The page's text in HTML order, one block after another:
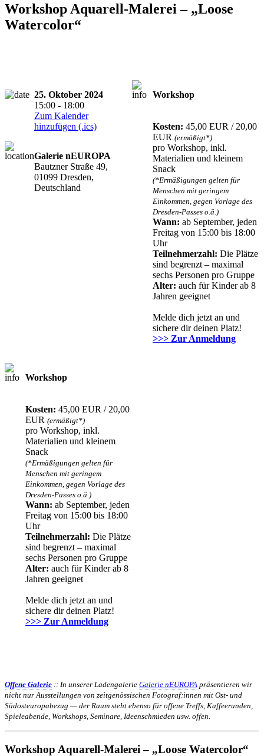
Workshop Aquarell-Malerei – „Loose
Watercolor“
25. Oktober 2024
15:00 - 18:00
Zum Kalender
hinzufügen (.ics)
Galerie nEUROPA
Bautzner Straße 49,
01099 Dresden,
Deutschland
Workshop
Kosten: 45,00 EUR / 20,00
EUR (ermäßigt*)
pro Workshop, inkl.
Materialien und kleinem
Snack
(*Ermäßigungen gelten für
Menschen mit geringem
Einkommen, gegen Vorlage des
Dresden-Passes o.ä.)
Wann: ab September, jeden
Freitag von 15:00 bis 18:00
Uhr
Teilnehmerzahl: Die Plätze
sind begrenzt – maximal
sechs Personen pro Gruppe
Alter: auch für Kinder ab 8
Jahren geeignet
Melde dich jetzt an und
sichere dir deinen Platz!
>>> Zur Anmeldung
Workshop
Kosten: 45,00 EUR / 20,00
EUR (ermäßigt*)
pro Workshop, inkl.
Materialien und kleinem
Snack
(*Ermäßigungen gelten für
Menschen mit geringem
Einkommen, gegen Vorlage des
Dresden-Passes o.ä.)
Wann: ab September, jeden
Freitag von 15:00 bis 18:00
Uhr
Teilnehmerzahl: Die Plätze
sind begrenzt – maximal
sechs Personen pro Gruppe
Alter: auch für Kinder ab 8
Jahren geeignet
Melde dich jetzt an und
sichere dir deinen Platz!
>>> Zur Anmeldung
Offene Galerie :: In unserer Ladengalerie Galerie nEUROPA präsentieren wir
nicht nur Ausstellungen von zeitgenössischen Fotograf:innen mit Ost- und
Südosteuropabezug — der Raum steht ebenso für offene Treffs, Kaffeerunden,
Spieleabende, Workshops, Seminare, Ideenschmieden usw. offen.
Workshop Aquarell-Malerei – „Loose Watercolor“